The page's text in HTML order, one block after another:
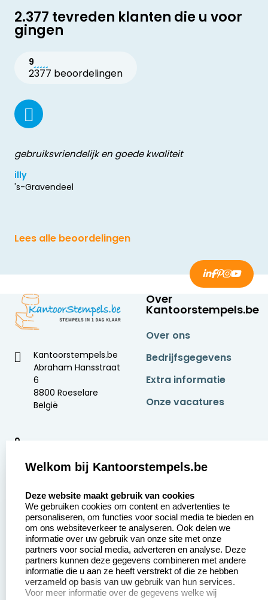
2.377 tevreden klanten die u voor
gingen
9
2377 beoordelingen
gebruiksvriendelijk en goede kwaliteit
illy
's-Gravendeel
Lees alle beoordelingen
Kantoorstempels.be
Abraham Hansstraat
6
8800 Roeselare
België
9
Over
Kantoorstempels.be
Over ons
Bedrijfsgegevens
Extra informatie
Onze vacatures
Aanvraag op maat
Betaling &
Verzending
Wederverkoper
worden
Contact opnemen
Veel gestelde vragen
Retourneren
Herroepingsrecht
Welkom bij Kantoorstempels.be
Deze website maakt gebruik van cookies
We gebruiken cookies om content en advertenties te
personaliseren, om functies voor social media te bieden en
om ons websiteverkeer te analyseren. Ook delen we
informatie over uw gebruik van onze site met onze
partners voor social media, adverteren en analyse. Deze
partners kunnen deze gegevens combineren met andere
informatie die u aan ze heeft verstrekt of die ze hebben
verzameld op basis van uw gebruik van hun services.
Voor meer informatie over de gegevens welke wij